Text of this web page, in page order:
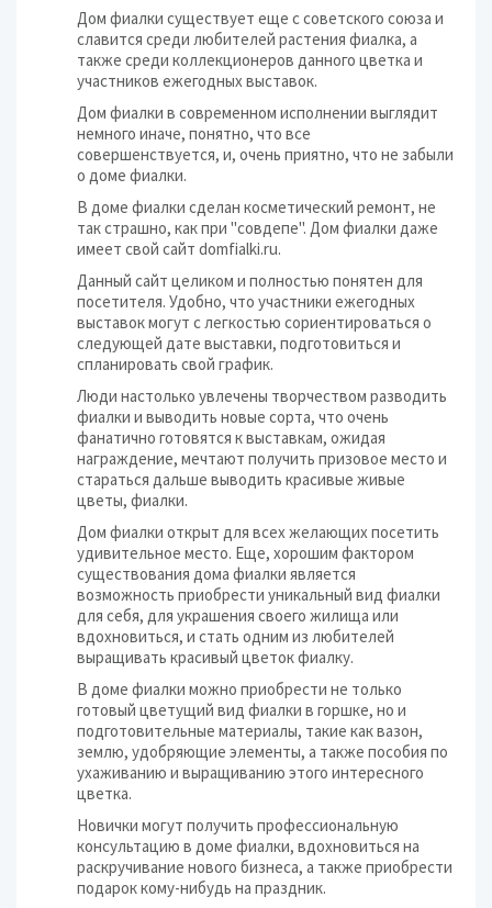
Дом фиалки существует еще с советского союза и
славится среди любителей растения фиалка, а
также среди коллекционеров данного цветка и
участников ежегодных выставок.
Дом фиалки в современном исполнении выглядит
немного иначе, понятно, что все
совершенствуется, и, очень приятно, что не забыли
о доме фиалки.
В доме фиалки сделан косметический ремонт, не
так страшно, как при "совдепе". Дом фиалки даже
имеет свой сайт domfialki.ru.
Данный сайт целиком и полностью понятен для
посетителя. Удобно, что участники ежегодных
выставок могут с легкостью сориентироваться о
следующей дате выставки, подготовиться и
спланировать свой график.
Люди настолько увлечены творчеством разводить
фиалки и выводить новые сорта, что очень
фанатично готовятся к выставкам, ожидая
награждение, мечтают получить призовое место и
стараться дальше выводить красивые живые
цветы, фиалки.
Дом фиалки открыт для всех желающих посетить
удивительное место. Еще, хорошим фактором
существования дома фиалки является
возможность приобрести уникальный вид фиалки
для себя, для украшения своего жилища или
вдохновиться, и стать одним из любителей
выращивать красивый цветок фиалку.
В доме фиалки можно приобрести не только
готовый цветущий вид фиалки в горшке, но и
подготовительные материалы, такие как вазон,
землю, удобряющие элементы, а также пособия по
ухаживанию и выращиванию этого интересного
цветка.
Новички могут получить профессиональную
консультацию в доме фиалки, вдохновиться на
раскручивание нового бизнеса, а также приобрести
подарок кому-нибудь на праздник.